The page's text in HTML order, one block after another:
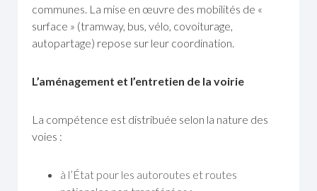
communes. La mise en œuvre des mobilités de «
surface » (tramway, bus, vélo, covoiturage,
autopartage) repose sur leur coordination.
L’aménagement et l’entretien de la voirie
La compétence est distribuée selon la nature des
voies :
à l’État pour les autoroutes et routes